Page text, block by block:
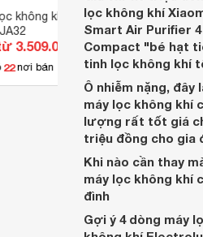
không khí Midea MAP-
3.509.000 đ
22 nơi bán
Máy
Giá
lọc không khí
Smart Air Purifier 4
Compact "bé hạt
tinh lọc không khí
Ô nhiễm nặng, đây
máy lọc không khí
lượng rất tốt giá
triệu đồng cho gia
Khi nào cần thay
máy lọc không khí
đình
Gợi ý 4 dòng máy